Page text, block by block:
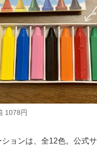
1078円
ョンは、全12色。公式